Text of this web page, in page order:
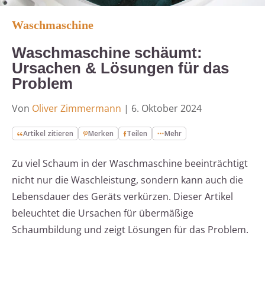
Waschmaschine
Waschmaschine schäumt:
Ursachen & Lösungen für das
Problem
Von Oliver Zimmermann | 6. Oktober 2024
Artikel zitieren Merken Teilen Mehr
Zu viel Schaum in der Waschmaschine beeinträchtigt
nicht nur die Waschleistung, sondern kann auch die
Lebensdauer des Geräts verkürzen. Dieser Artikel
beleuchtet die Ursachen für übermäßige
Schaumbildung und zeigt Lösungen für das Problem.